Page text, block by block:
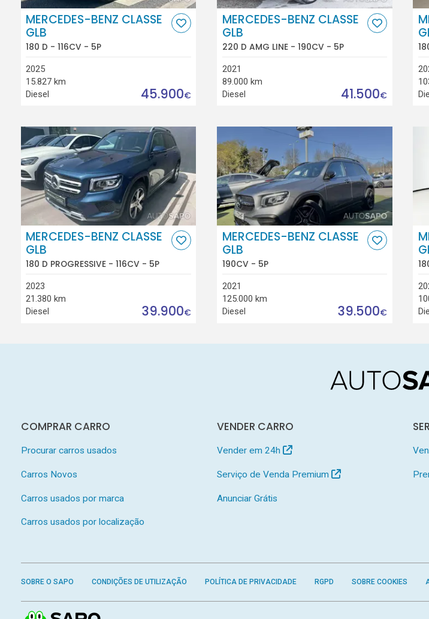
MERCEDES-BENZ CLASSE
GLB
180 D - 116CV - 5P
2025
15.827 km
Diesel
45.900€
MERCEDES-BENZ CLASSE
GLB
220 D AMG LINE - 190CV - 5P
2021
89.000 km
Diesel
41.500€
MERCEDES-BENZ CLASSE
GLB
180 D PROGRESSIVE - 116CV - 5P
2023
21.380 km
Diesel
39.900€
MERCEDES-BENZ CLASSE
GLB
190CV - 5P
2021
125.000 km
Diesel
39.500€
COMPRAR CARRO
Procurar carros usados
Carros Novos
Carros usados por marca
Carros usados por localização
VENDER CARRO
Vender em 24h
Serviço de Venda Premium
Anunciar Grátis
SOBRE O SAPO CONDIÇÕES DE UTILIZAÇÃO POLÍTICA DE PRIVACIDADE RGPD SOBRE COOKIES